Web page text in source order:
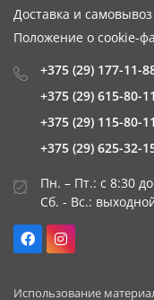
Доставка и самовывоз
Положение о cookie-
+375 (29) 177-11-
+375 (29) 615-80-11
+375 (29) 115-80-11
+375 (29) 625-32-
Пн. – Пт.: с 8:30
Сб. - Вс.:
Использование